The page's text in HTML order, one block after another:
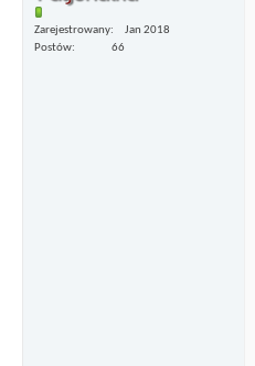
Zarejestrowany
Jan 2018
Postów
66